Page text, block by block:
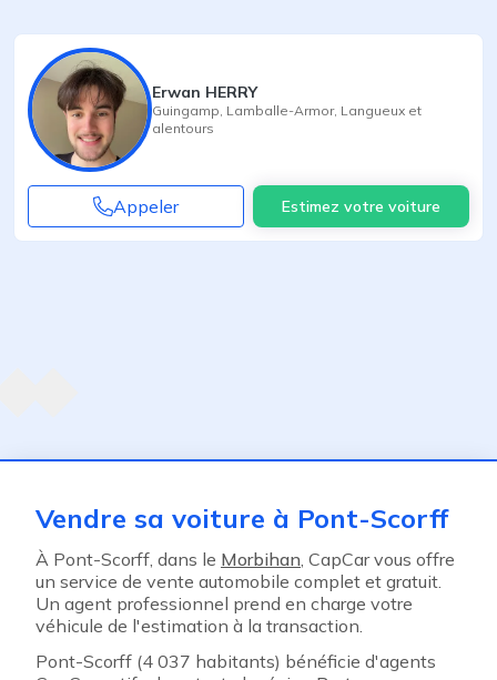
Erwan HERRY
Guingamp Lamballe-Armor, Langueux et
alentours
Appeler Estimez votre voiture
Vendre sa voiture à Pont-Scorff
À Pont-Scorff, dans le Morbihan, CapCar vous offre
un service de vente automobile complet et gratuit.
Un agent professionnel prend en charge votre
véhicule de l'estimation à la transaction.
Pont-Scorff (4 037 habitants) bénéficie d'agents